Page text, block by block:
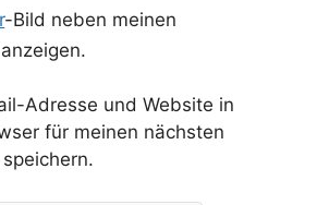
-Bild neben meinen
Adresse und Website in
für meinen nächsten